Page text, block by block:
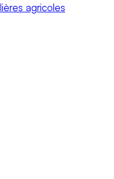
agricoles